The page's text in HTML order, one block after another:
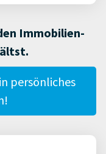
Immobilien-
persönliches